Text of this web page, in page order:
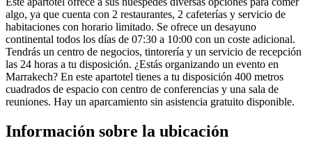
algo, ya que cuenta con 2 restaurantes, 2 cafeterías y servicio de
habitaciones con horario limitado. Se ofrece un desayuno
continental todos los días de 07:30 a 10:00 con un coste adicional.
Tendrás un centro de negocios, tintorería y un servicio de recepción
las 24 horas a tu disposición. ¿Estás organizando un evento en
Marrakech? En este apartotel tienes a tu disposición 400 metros
cuadrados de espacio con centro de conferencias y una sala de
reuniones. Hay un aparcamiento sin asistencia gratuito disponible.
Información sobre la ubicación